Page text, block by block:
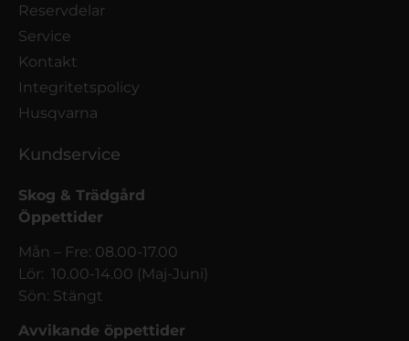
Reservdelar
Service
Kontakt
Integritetspolicy
Husqvarna
Kundservice
Skog & Trädgård
Öppettider
Mån – Fre: 08.00-17.00
Lör: 10.00-14.00 (Maj-Juni)
Sön: Stängt
Avvikande öppettider